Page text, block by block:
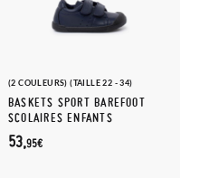
(2 COULEURS) (TAILLE 22 - 34)
BASKETS SPORT BAREFOOT
SCOLAIRES ENFANTS
53,95€